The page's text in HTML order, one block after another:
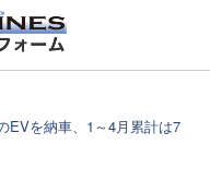
EVを納車、1～4月累計は7